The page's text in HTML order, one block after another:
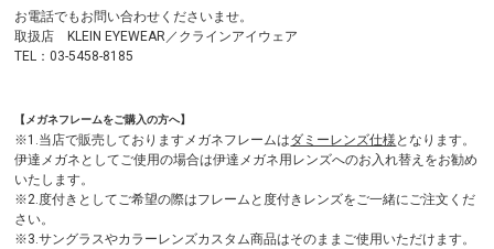
お電話でもお問い合わせくださいませ。
取扱店 KLEIN EYEWEAR／クラインアイウェア
TEL：03-5458-8185
【メガネフレームをご購入の方へ】
※1.当店で販売しておりますメガネフレームはダミーレンズ仕様 となります。
伊達メガネとしてご使用の場合は伊達メガネ用レンズへのお入れ替えをお勧め
いたします。
※2.度付きとしてご希望の際はフレームと度付きレンズをご一緒にご注文くだ
さい。
※3.サングラスやカラーレンズカスタム商品はそのままご使用いただけます。